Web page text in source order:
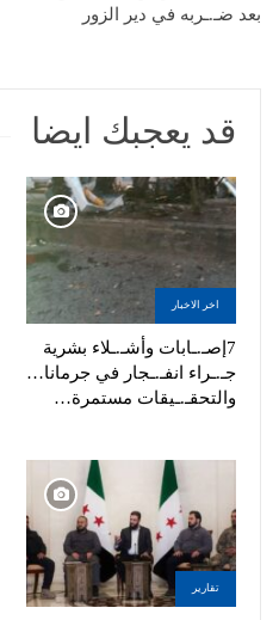
بعد ضـ.ـربه في دير الزور
قد يعجبك ايضا
اخر الاخبار
7إصـ.ـابات وأشـ.ـلاء بشرية
جـ.ـراء انفـ.ـجار في جرمانا…
والتحقـ.ـيقات مستمرة…
تقارير